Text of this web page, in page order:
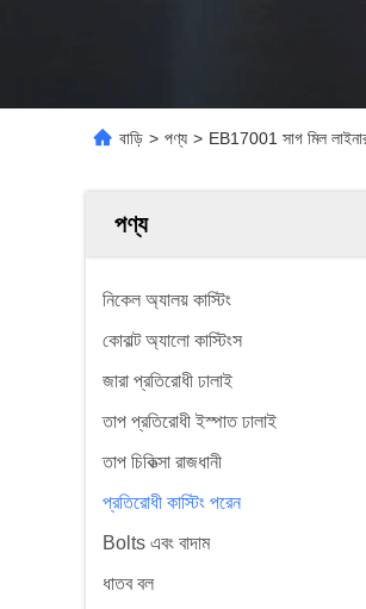
বাড়ি > পণ্য > EB17001 সাগ মিল লাইনার
পণ্য
নিকেল অ্যালয় কাস্টিং
কোবাল্ট অ্যালো কাস্টিংস
জারা প্রতিরোধী ঢালাই
তাপ প্রতিরোধী ইস্পাত ঢালাই
তাপ চিকিত্সা রাজধানী
প্রতিরোধী কাস্টিং পরেন
Bolts এবং বাদাম
ধাতব বল